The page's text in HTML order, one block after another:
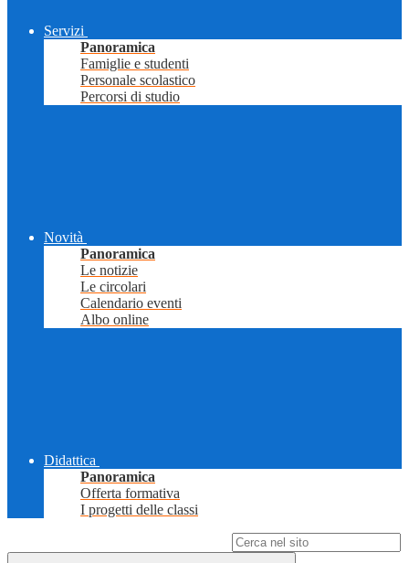
Servizi
Panoramica
Famiglie e studenti
Personale scolastico
Percorsi di studio
Novità
Panoramica
Le notizie
Le circolari
Calendario eventi
Albo online
Didattica
Panoramica
Offerta formativa
I progetti delle classi